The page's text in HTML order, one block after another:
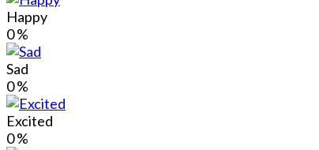
Happy
0%
Sad
0%
Excited
0%